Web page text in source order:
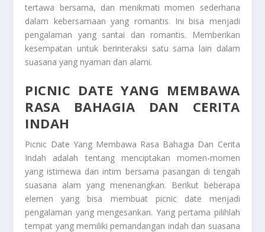
tertawa bersama, dan menikmati momen sederhana
dalam kebersamaan yang romantis. Ini bisa menjadi
pengalaman yang santai dan romantis. Memberikan
kesempatan untuk berinteraksi satu sama lain dalam
suasana yang nyaman dan alami.
PICNIC DATE YANG MEMBAWA
RASA BAHAGIA DAN CERITA
INDAH
Picnic Date Yang Membawa Rasa Bahagia Dan Cerita
Indah adalah tentang menciptakan momen-momen
yang istimewa dan intim bersama pasangan di tengah
suasana alam yang menenangkan. Berikut beberapa
elemen yang bisa membuat picnic date menjadi
pengalaman yang mengesankan. Yang pertama pilihlah
tempat yang memiliki pemandangan indah dan suasana